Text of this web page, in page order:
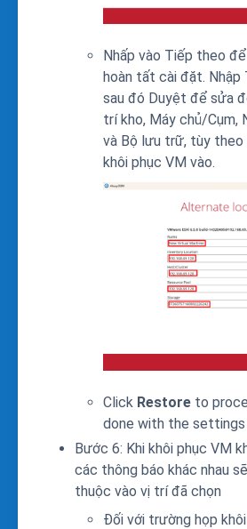
Nhấp vào Tiếp theo
hoàn tất cài đặt. Nhập
sau đó Duyệt để sửa
trí kho, Máy chủ/Cụm,
và Bộ lưu trữ, tùy theo
khôi phục VM vào.
Click Restore to
done with the settings
Bước 6: Khi khôi phục VM
các thông báo khác nhau
thuộc vào vị trí đã chọn
Đối với trường họp